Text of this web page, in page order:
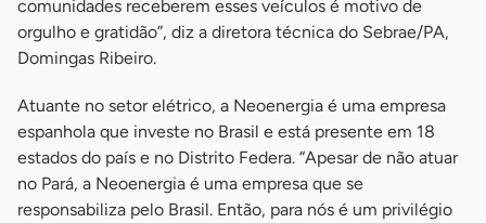
comunidades receberem esses veículos é motivo de
orgulho e gratidão”, diz a diretora técnica do Sebrae/PA,
Domingas Ribeiro.
Atuante no setor elétrico, a Neoenergia é uma empresa
espanhola que investe no Brasil e está presente em 18
estados do país e no Distrito Federa. “Apesar de não atuar
no Pará, a Neoenergia é uma empresa que se
responsabiliza pelo Brasil. Então, para nós é um privilégio